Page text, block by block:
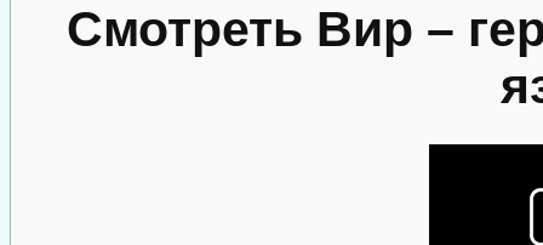
Смотреть Вир –